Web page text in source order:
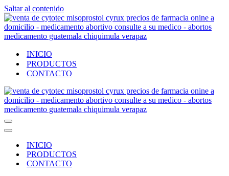
Saltar al contenido
INICIO
PRODUCTOS
CONTACTO
Menú
de
Menú
navegación
INICIO
PRODUCTOS
CONTACTO